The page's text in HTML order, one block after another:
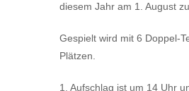
diesem Jahr am 1. August
Gespielt wird mit 6 Doppel-
Plätzen.
1. Aufschlag ist um 14 Uhr